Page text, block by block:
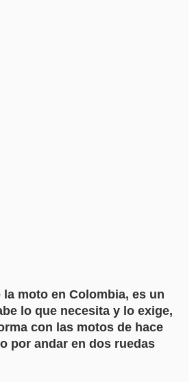
la moto en Colombia, es un
lo que necesita y lo exige,
con las motos de hace
por andar en dos ruedas